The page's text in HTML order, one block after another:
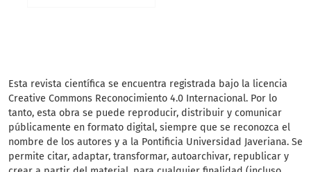
Esta revista científica se encuentra registrada bajo la licencia
Creative Commons Reconocimiento 4.0 Internacional. Por lo
tanto, esta obra se puede reproducir, distribuir y comunicar
públicamente en formato digital, siempre que se reconozca el
nombre de los autores y a la Pontificia Universidad Javeriana. Se
permite citar, adaptar, transformar, autoarchivar, republicar y